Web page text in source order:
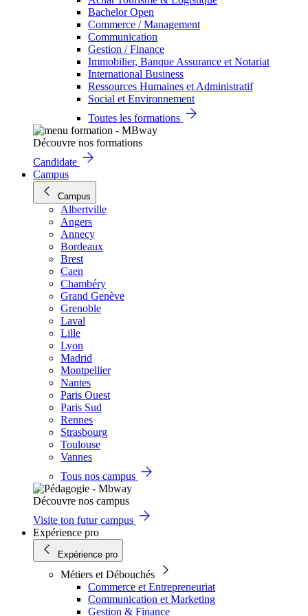
Bachelor Open
Commerce / Management
Communication
Gestion / Finance
Immobilier, Banque Assurance et Notariat
International Business
Ressources Humaines et Administratif
Social et Environnement
Toutes les formations
Découvre nos formations
Candidate
Campus
Campus
Albertville
Angers
Annecy
Bordeaux
Brest
Caen
Chambéry
Grand Genève
Grenoble
Laval
Lille
Lyon
Madrid
Montpellier
Nantes
Paris Ouest
Paris Sud
Rennes
Strasbourg
Toulouse
Vannes
Tous nos campus
Découvre nos campus
Visite ton futur campus
Expérience pro
Expérience pro
Métiers et Débouchés
Commerce et Entrepreneuriat
Communication et Marketing
Gestion & Finance